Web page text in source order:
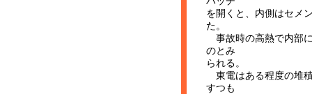
を開くと、内側はセメ
た。
事故時の高熱で内部
のとみ
られる。
東電はある程度の堆
すつも